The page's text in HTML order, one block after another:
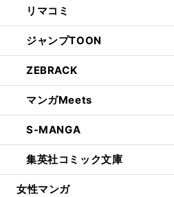
リマコミ
ジャンプTOON
ZEBRACK
マンガMeets
S-MANGA
集英社コミック文庫
女性マンガ